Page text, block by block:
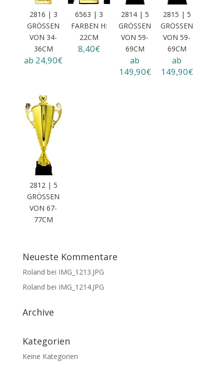
2816 | 3
GRÖSSEN
VON 34-3
6CM
ab 24,90€
6563 | 3
FARBEN H:
22CM
8,40€
2814 | 5
GRÖSSEN V
ON 59-6
9CM
ab
149,90€
2815 | 5
GRÖSSEN V
ON 59-6
9CM
ab
149,90€
2812 | 5
GRÖSSEN V
ON 67-7
7CM
Neueste Kommentare
Roland bei IMG_1213.JPG
Roland bei IMG_1214.JPG
Archive
Kategorien
Keine Kategorien